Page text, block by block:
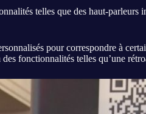
telles que des haut-parleurs
pour correspondre à
fonctionnalités telles qu’une